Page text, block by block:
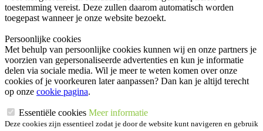
toestemming vereist. Deze zullen daarom automatisch worden
toegepast wanneer je onze website bezoekt.
Persoonlijke cookies
Met behulp van persoonlijke cookies kunnen wij en onze partners je
voorzien van gepersonaliseerde advertenties en kun je informatie
delen via sociale media. Wil je meer te weten komen over onze
cookies of je voorkeuren later aanpassen? Dan kan je altijd terecht
op onze cookie pagina.
Essentiële cookies Meer informatie
Deze cookies zijn essentieel zodat je door de website kunt navigeren en gebruik